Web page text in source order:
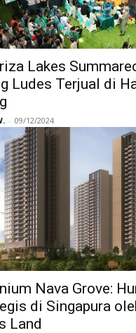
Lakes
Ludes Terjual di
- 09/12/2024
Nava Grove:
di Singapura
Land